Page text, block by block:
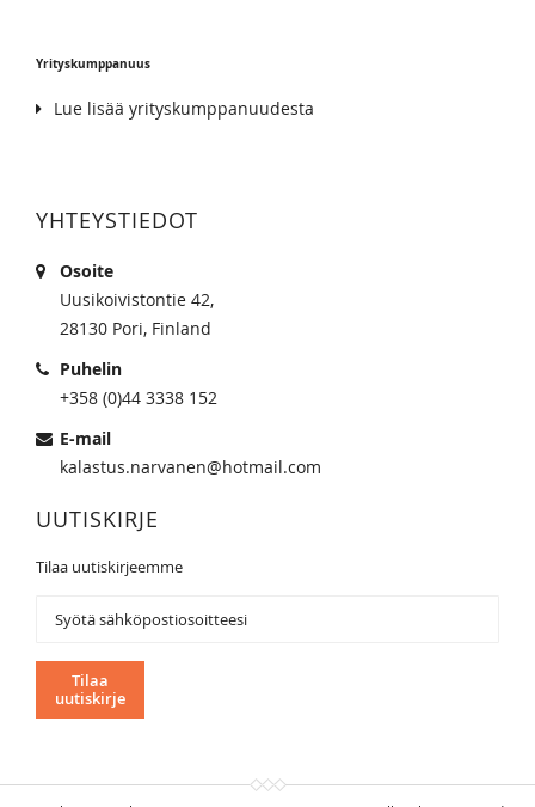
Yrityskumppanuus
Lue lisää yrityskumppanuudesta
YHTEYSTIEDOT
Osoite
Uusikoivistontie 42,
28130 Pori, Finland
Puhelin
+358 (0)44 3338 152
E-mail
kalastus.narvanen@hotmail.com
UUTISKIRJE
Tilaa uutiskirjeemme
uutiskirjeemme:
Tilaa
uutiskirje